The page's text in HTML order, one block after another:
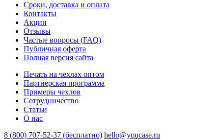
Сроки, доставка и оплата
Контакты
Акции
Отзывы
Частые вопросы (FAQ)
Публичная оферта
Полная версия сайта
Печать на чехлах оптом
Партнерская программа
Примеры чехлов
Сотрудничество
Статьи
О нас
8 (800) 707-52-37 (бесплатно) hello@youcase.ru